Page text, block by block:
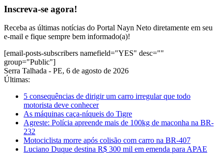
Inscreva-se agora!
Receba as últimas notícias do Portal Nayn Neto diretamente em seu
e-mail e fique sempre bem informado(a)!
[email-posts-subscribers namefield="YES" desc=""
group="Public"]
Serra Talhada - PE, 6 de agosto de 2026
Últimas:
5 consequências de dirigir um carro irregular que todo
motorista deve conhecer
As máquinas caça-níqueis do Tigre
Agreste: Polícia apreende mais de 100kg de maconha na BR-
232
Motociclista morre após colisão com carro na BR-407
Luciano Duque destina R$ 300 mil em emenda para APAE